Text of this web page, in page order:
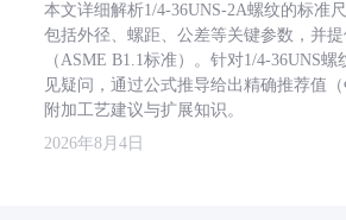
本文详细解析1/4-36UNS-2A螺纹的标准
包括外径、螺距、公差等关键参数，并
（ASME B1.1标准）。针对1/4-36UNS螺
见疑问，通过公式推导给出精确推荐值
附加工艺建议与扩展知识。
2026年8月4日